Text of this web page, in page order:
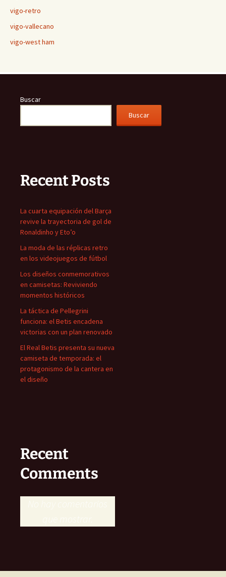
vigo-retro
vigo-vallecano
vigo-west ham
Buscar
Buscar
Recent Posts
La cuarta equipación del Barça
revive la trayectoria de gol de
Ronaldinho y Eto’o
La moda de las réplicas retro
en los videojuegos de fútbol
Los diseños conmemorativos
en camisetas: Reviviendo
momentos históricos
La táctica de Pellegrini
funciona: el Betis encadena
victorias con un plan renovado
El Real Betis presenta su nueva
camiseta de temporada: el
protagonismo de la cantera en
el diseño
Recent
Comments